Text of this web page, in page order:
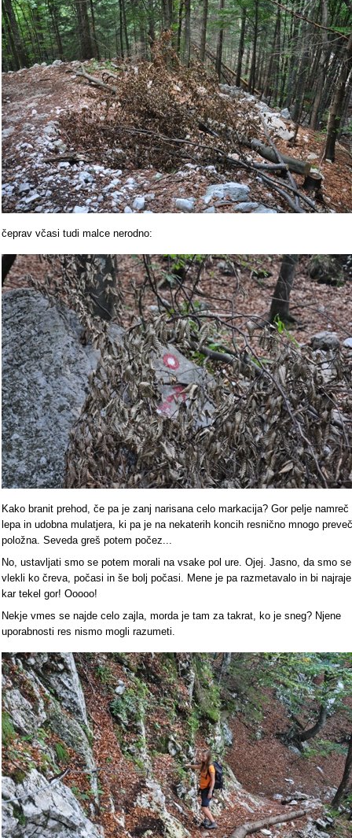
čeprav včasi tudi malce nerodno:
Kako branit prehod, če pa je zanj narisana celo markacija? Gor pelje namreč
lepa in udobna mulatjera, ki pa je na nekaterih koncih resnično mnogo preveč
položna. Seveda greš potem počez...
No, ustavljati smo se potem morali na vsake pol ure. Ojej. Jasno, da smo se
vlekli ko čreva, počasi in še bolj počasi. Mene je pa razmetavalo in bi najraje
kar tekel gor! Ooooo!
Nekje vmes se najde celo zajla, morda je tam za takrat, ko je sneg? Njene
uporabnosti res nismo mogli razumeti.